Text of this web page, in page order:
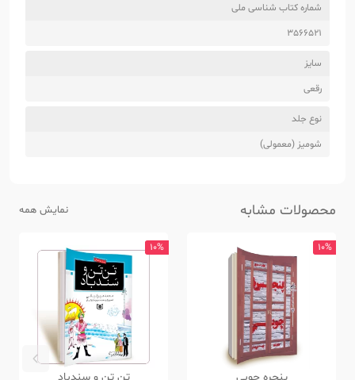
شماره کتاب شناسی ملی
3566521
سایز
رقعی
نوع جلد
شومیز (معمولی)
محصولات مشابه نمایش همه
10%
10%